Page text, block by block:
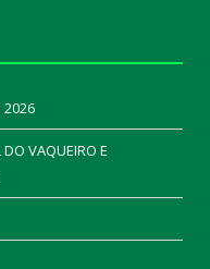
VAQUEIRO E